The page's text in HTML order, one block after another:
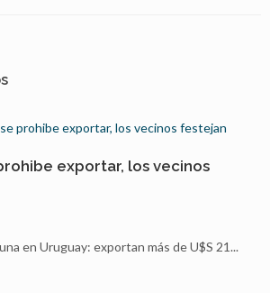
exportar, los vecinos
en Uruguay: exportan más de U$S 21...